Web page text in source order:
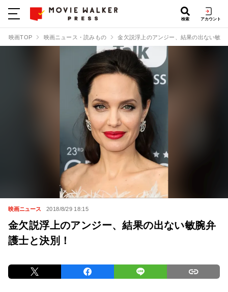
検索 アカウント
映画TOP 映画ニュース・読みもの 金欠説浮上のアンジー、結果の出ない敏
映画ニュース 2018/8/29 18:15
金欠説浮上のアンジー、結果の出ない敏腕弁
護士と決別！